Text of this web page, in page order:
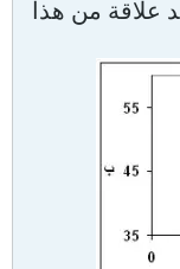
علاقة من هذا